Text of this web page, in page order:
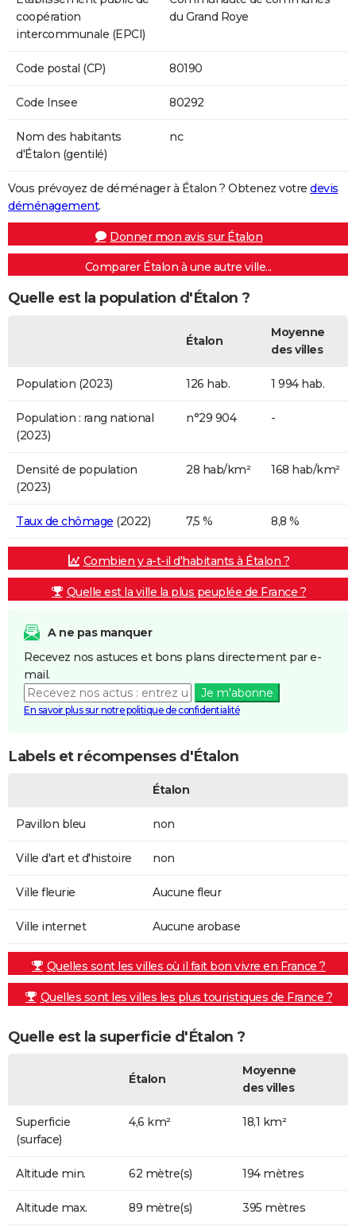
coopération
intercommunale (EPCI)
du Grand Roye
Code postal (CP) 80190
Code Insee 80292
Nom des habitants
d'Étalon (gentilé)
nc
Vous prévoyez de déménager à Étalon ? Obtenez votre devis
déménagement.
Donner mon avis sur Étalon
Comparer Étalon à une autre ville...
Quelle est la population d'Étalon ?
Étalon
Moyenne
des villes
Population (2023) 126 hab. 1 994 hab.
Population : rang national
(2023)
n°29 904 -
Densité de population
(2023)
28 hab/km² 168 hab/km²
Taux de chômage (2022) 7,5 % 8,8 %
Combien y a-t-il d'habitants à Étalon ?
Quelle est la ville la plus peuplée de France ?
A ne pas manquer
Recevez nos astuces et bons plans directement par e-
mail.
Je m'abonne
En savoir plus sur notre politique de confidentialité
Labels et récompenses d'Étalon
Étalon
Pavillon bleu non
Ville d'art et d'histoire non
Ville fleurie Aucune fleur
Ville internet Aucune arobase
Quelles sont les villes où il fait bon vivre en France ?
Quelles sont les villes les plus touristiques de France ?
Quelle est la superficie d'Étalon ?
Étalon
Moyenne
des villes
Superficie
(surface)
4,6 km² 18,1 km²
Altitude min. 62 mètre(s) 194 mètres
Altitude max. 89 mètre(s) 395 mètres